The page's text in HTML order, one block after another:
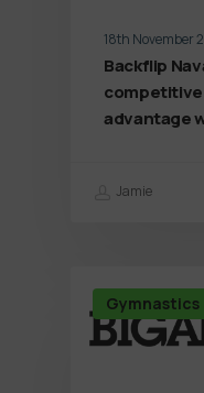
18th November
Backflip
advantage
Jamie
Gymnastics